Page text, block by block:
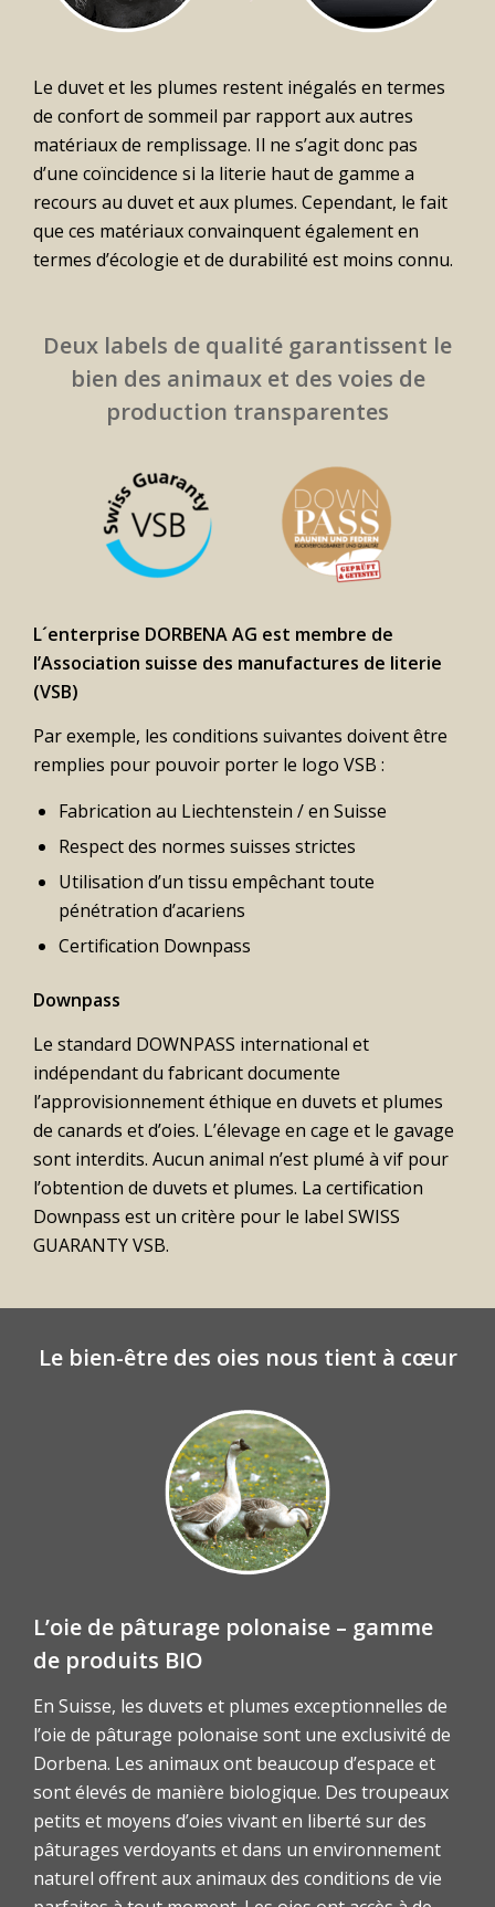
Le duvet et les plumes restent inégalés en termes
de confort de sommeil par rapport aux autres
matériaux de remplissage. Il ne s’agit donc pas
d’une coïncidence si la literie haut de gamme a
recours au duvet et aux plumes. Cependant, le fait
que ces matériaux convainquent également en
termes d’écologie et de durabilité est moins connu.
Deux labels de qualité garantissent le
bien des animaux et des voies de
production transparentes
L´enterprise DORBENA AG est membre de
l’Association suisse des manufactures de literie
(VSB)
Par exemple, les conditions suivantes doivent être
remplies pour pouvoir porter le logo VSB :
Fabrication au Liechtenstein / en Suisse
Respect des normes suisses strictes
Utilisation d’un tissu empêchant toute
pénétration d’acariens
Certification Downpass
Downpass
Le standard DOWNPASS international et
indépendant du fabricant documente
l’approvisionnement éthique en duvets et plumes
de canards et d’oies. L’élevage en cage et le gavage
sont interdits. Aucun animal n’est plumé à vif pour
l’obtention de duvets et plumes. La certification
Downpass est un critère pour le label SWISS
GUARANTY VSB.
Le bien-être des oies nous tient à cœur
L’oie de pâturage polonaise – gamme
de produits BIO
En Suisse, les duvets et plumes exceptionnelles de
l’oie de pâturage polonaise sont une exclusivité de
Dorbena. Les animaux ont beaucoup d’espace et
sont élevés de manière biologique. Des troupeaux
petits et moyens d’oies vivant en liberté sur des
pâturages verdoyants et dans un environnement
naturel offrent aux animaux des conditions de vie